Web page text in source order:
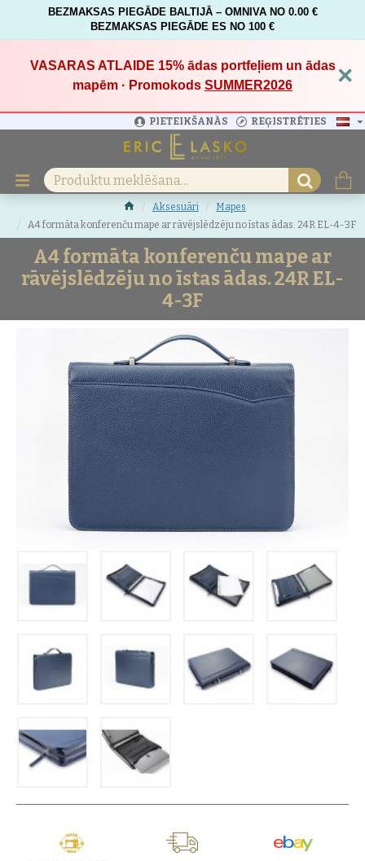
BEZMAKSAS PIEGĀDE BALTIJĀ – OMNIVA NO 0.00 €
BEZMAKSAS PIEGĀDE ES NO 100 €
VASARAS ATLAIDE 15%ādas portfeļiem un ādas
mapēm · Promokods SUMMER2026 ×
PIETEIKŠANĀS REĢISTRĒTIES
Aksesuāri
Mapes
A4 formāta konferenču mape ar rāvējslēdzēju no īstas ādas. 24R EL-4-3F
A4 formāta konferenču mape ar
rāvējslēdzēju no īstas ādas. 24R EL-
4-3F